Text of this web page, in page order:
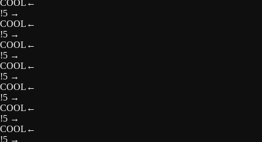
COOL ←
!5 →
COOL ←
!5 →
COOL ←
!5 →
COOL ←
!5 →
COOL ←
!5 →
COOL ←
!5 →
COOL ←
!5 →